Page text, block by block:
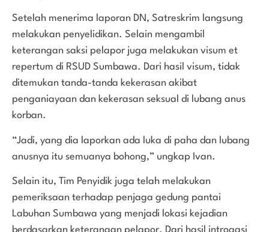
Setelah menerima laporan DN, Satreskrim langsung
melakukan penyelidikan. Selain mengambil
keterangan saksi pelapor juga melakukan visum et
repertum di RSUD Sumbawa. Dari hasil visum, tidak
ditemukan tanda-tanda kekerasan akibat
penganiayaan dan kekerasan seksual di lubang anus
korban.
“Jadi, yang dia laporkan ada luka di paha dan lubang
anusnya itu semuanya bohong,” ungkap Ivan.
Selain itu, Tim Penyidik juga telah melakukan
pemeriksaan terhadap penjaga gedung pantai
Labuhan Sumbawa yang menjadi lokasi kejadian